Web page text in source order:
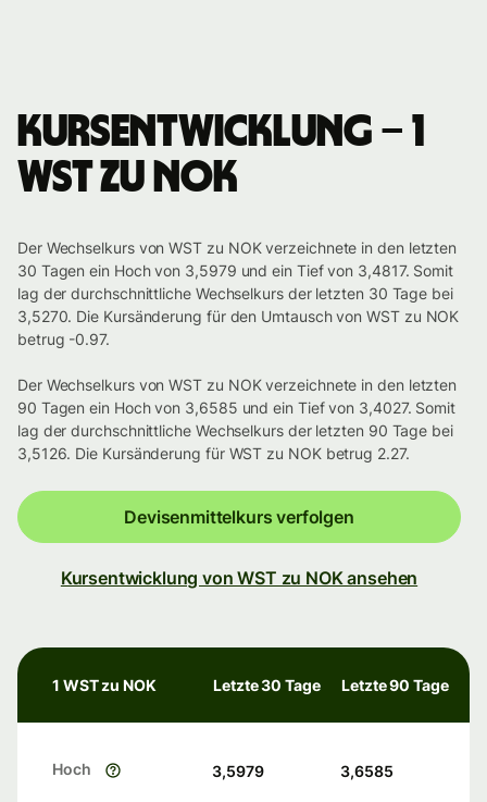
Kursentwicklung – 1
WST zu NOK
Der Wechselkurs von WST zu NOK verzeichnete in den letzten
30 Tagen ein Hoch von 3,5979 und ein Tief von 3,4817. Somit
lag der durchschnittliche Wechselkurs der letzten 30 Tage bei
3,5270. Die Kursänderung für den Umtausch von WST zu NOK
betrug -0.97.
Der Wechselkurs von WST zu NOK verzeichnete in den letzten
90 Tagen ein Hoch von 3,6585 und ein Tief von 3,4027. Somit
lag der durchschnittliche Wechselkurs der letzten 90 Tage bei
3,5126. Die Kursänderung für WST zu NOK betrug 2.27.
Devisenmittelkurs verfolgen
Kursentwicklung von WST zu NOK ansehen
1 WST zu NOK Letzte 30 Tage Letzte 90 Tage
Hoch 3,5979 3,6585